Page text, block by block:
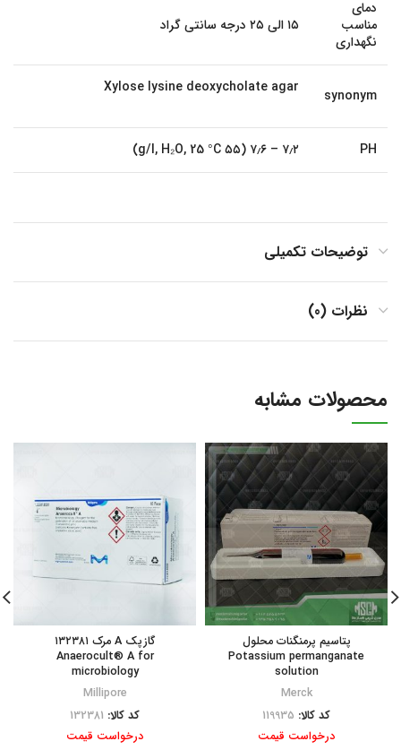
دمای
مناسب
نگهداری
۱۵ الی ۲۵ درجه سانتی گراد
synonym
Xylose lysine deoxycholate agar
PH ۷٫۲ – ۷٫۶ (۵۵ g/l, H₂O, 25 °C)
توضیحات تکمیلی
نظرات (0)
محصولات مشابه
پتاسیم پرمنگنات محلول
Potassium permanganate
solution
Merck
کد کالا: 119935
درخواست قیمت
گازپک A مرک ۱۳۲۳۸۱
Anaerocult® A for
microbiology
Millipore
کد کالا: 132381
درخواست قیمت